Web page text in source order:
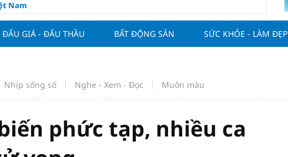
Nam
giảm 30% thuế cho hộ, cá nhân kinh doanh, doanh nghiệp thu
tỷ đồng
hôm nay 7/8: Thị trường lặng sóng
trẻ quốc tế xem Phú Quốc là “thiên đường lập nghiệp”
vụ Rodri mở đường cho Man Utd sở hữu tiền vệ báu vật của
thức đối với tham vọng công nghệ của Đông Nam Á
đấu giá 57 lô đất tại phường Kiến An, với giá khởi điểm từ 18
ĐẤU GIÁ - ĐẤU THẦU BẤT ĐỘNG SẢN SỨC KHỎE - LÀM ĐẸP
Nhịp sống số Nghe - Xem - Đọc Muôn màu
phức tạp, nhiều ca